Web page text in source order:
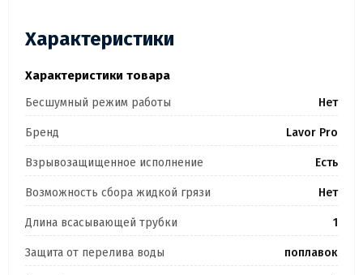
Характеристики
Характеристики товара
Бесшумный режим работы Нет
Бренд Lavor Pro
Взрывозащищенное исполнение Есть
Возможность сбора жидкой грязи Нет
Длина всасывающей трубки 1
Защита от перелива воды поплавок